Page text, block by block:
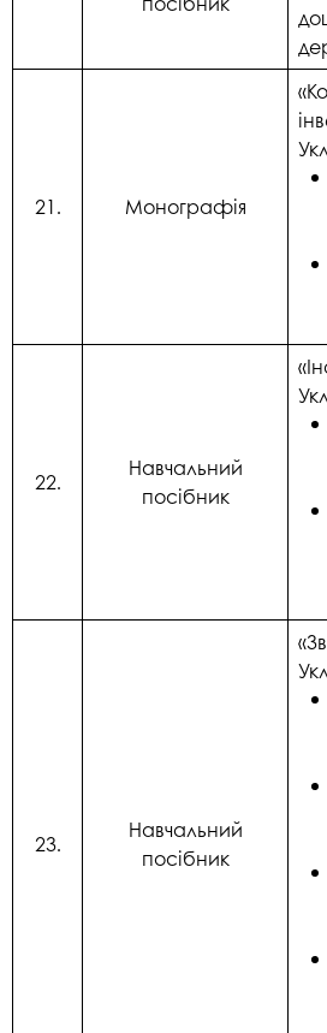
21. Монографія
22.
Навчальний
посібник
23.
Навчальний
посібник